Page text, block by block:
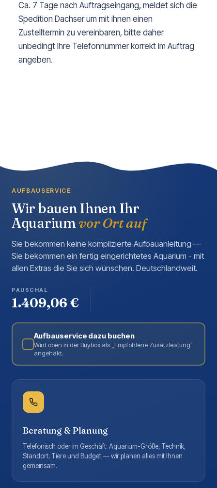
Ca. 7 Tage nach Auftragseingang, meldet sich die
Spedition Dachser um mit ihnen einen
Zustelltermin zu vereinbaren, bitte daher
unbedingt Ihre Telefonnummer korrekt im Auftrag
angeben.
AUFBAUSERVICE
Wir bauen Ihnen Ihr
Aquariumvor Ort auf
Sie bekommen keine komplizierte Aufbauanleitung —
Sie bekommen ein fertig eingerichtetes Aquarium - mit
allen Extras die Sie sich wünschen. Deutschlandweit.
PAUSCHAL
1.409,06 €
Aufbauservice dazu buchen
Wird oben in der Buybox als „Empfohlene Zusatzleistung"
angehakt.
Beratung & Planung
Telefonisch oder im Geschäft: Aquarium-Größe, Technik,
Standort, Tiere und Budget — wir planen alles mit Ihnen
gemeinsam.